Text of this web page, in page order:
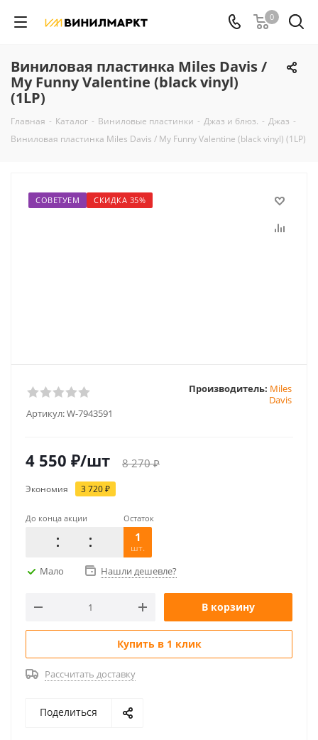
0
Виниловая пластинка Miles Davis /
My Funny Valentine (black vinyl)
(1LP)
Главная - Каталог - Виниловые пластинки - Джаз и блюз. - Джаз -
Виниловая пластинка Miles Davis / My Funny Valentine (black vinyl) (1LP)
СОВЕТУЕМ СКИДКА 35%
Артикул:W-7943591
Производитель: Miles
Davis
4 550 ₽/шт 8 270₽
Экономия 3 720₽
До конца акции Остаток
1
шт.
Мало Нашли дешевле?
В корзину
Купить в 1 клик
Рассчитать доставку
Поделиться